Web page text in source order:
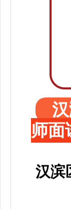
师面
汉滨